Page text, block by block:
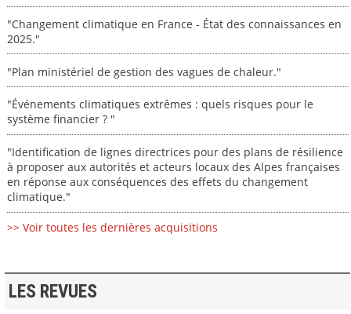
"Changement climatique en France - État des connaissances en
2025."
"Plan ministériel de gestion des vagues de chaleur."
"Événements climatiques extrêmes : quels risques pour le
système financier ? "
"Identification de lignes directrices pour des plans de résilience
à proposer aux autorités et acteurs locaux des Alpes françaises
en réponse aux conséquences des effets du changement
climatique."
>> Voir toutes les dernières acquisitions
LES REVUES